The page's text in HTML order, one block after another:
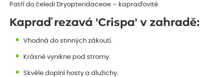
Patří do čeledi Dryopteridaceae – kapraďovité.
Kapraď rezavá 'Crispa' v zahradě:
Vhodná do stinných zákoutí.
Krásně vynikne pod stromy.
Skvěle doplní hosty a dlužichy.